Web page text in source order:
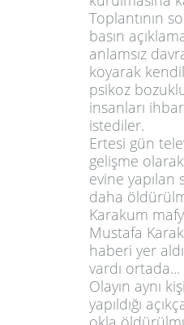
Toplantının
basın
anlamsız
koyarak
psikoz
insanları
istediler.
Ertesi gün
gelişme
evine yapılan
daha
Karakum
Mustafa
haberi yer
vardı ortada...
Olayın aynı
yapıldığı